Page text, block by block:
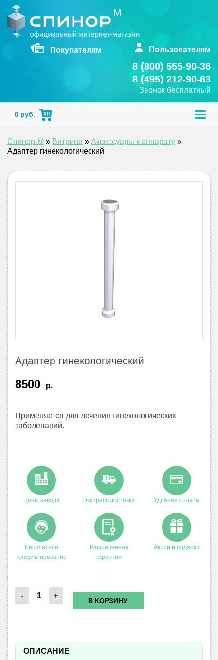
Skip
Покупателям Пользователям
8 (800) 555-90-36
8 (495) 212-90-63
Звонок бесплатный
0 руб.
Спинор-М » Витрина » Аксессуары к аппарату »
Адаптер гинекологический
Адаптер гинекологический
8500 р.
Применяется для лечения гинекологических
заболеваний.
Цены завода Экспресс доставка Удобная оплата
Бесплатное
консультирование
Расширенная
гарантия
Акции и подарки
Количество
гинекологический
В КОРЗИНУ
ОПИСАНИЕ